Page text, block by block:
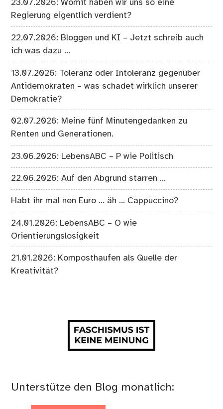
23.07.2026: Womit haben wir uns so eine
Regierung eigentlich verdient?
22.07.2026: Bloggen und KI – Jetzt schreib auch
ich was dazu …
13.07.2026: Toleranz oder Intoleranz gegenüber
Antidemokraten – was schadet wirklich unserer
Demokratie?
02.07.2026: Meine fünf Minutengedanken zu
Renten und Generationen.
23.06.2026: LebensABC – P wie Politisch
22.06.2026: Auf den Abgrund starren …
Habt ihr mal nen Euro … äh … Cappuccino?
24.01.2026: LebensABC – O wie
Orientierungslosigkeit
21.01.2026: Komposthaufen als Quelle der
Kreativität?
Unterstütze den Blog monatlich: